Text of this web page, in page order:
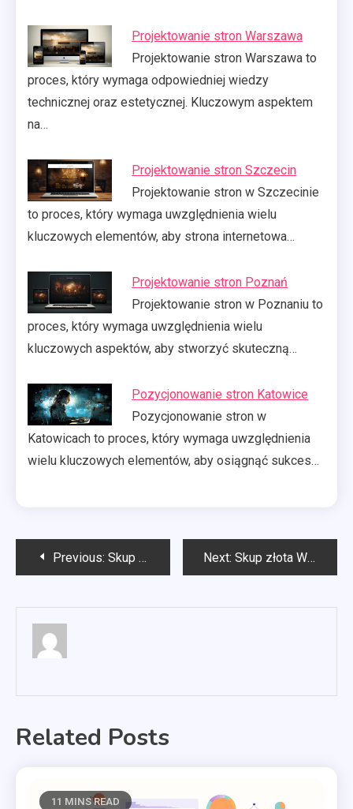
Projektowanie stron Warszawa
Projektowanie stron Warszawa to
proces, który wymaga odpowiedniej wiedzy
technicznej oraz estetycznej. Kluczowym aspektem
na…
Projektowanie stron Szczecin
Projektowanie stron w Szczecinie
to proces, który wymaga uwzględnienia wielu
kluczowych elementów, aby strona internetowa…
Projektowanie stron Poznań
Projektowanie stron w Poznaniu to
proces, który wymaga uwzględnienia wielu
kluczowych aspektów, aby stworzyć skuteczną…
Pozycjonowanie stron Katowice
Pozycjonowanie stron w
Katowicach to proces, który wymaga uwzględnienia
wielu kluczowych elementów, aby osiągnąć sukces…
Nawigacja
Previous: Skup rowerów Warszawa Next: Skup złota Warszawa
Related Posts
11 MINS READ